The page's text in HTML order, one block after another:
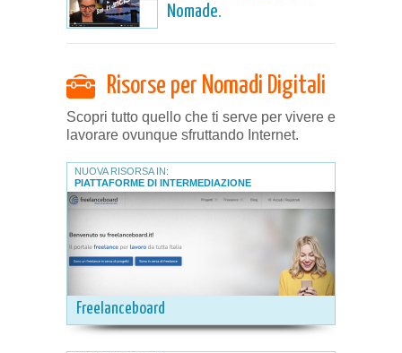
Nomade.
Risorse per Nomadi Digitali
Scopri tutto quello che ti serve per vivere e
lavorare ovunque sfruttando Internet.
Freelanceboard
NUOVA RISORSA IN:
PIATTAFORME DI INTERMEDIAZIONE